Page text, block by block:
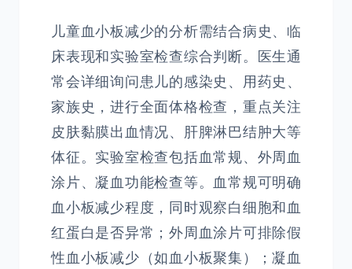
儿童血小板减少的分析需结合病史、临
床表现和实验室检查综合判断。医生通
常会详细询问患儿的感染史、用药史、
家族史，进行全面体格检查，重点关注
皮肤黏膜出血情况、肝脾淋巴结肿大等
体征。实验室检查包括血常规、外周血
涂片、凝血功能检查等。血常规可明确
血小板减少程度，同时观察白细胞和血
红蛋白是否异常；外周血涂片可排除假
性血小板减少（如血小板聚集）；凝血